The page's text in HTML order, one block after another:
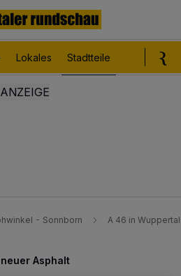
Lokales Stadtteile
- Sonnborn A 46 in
Asphalt